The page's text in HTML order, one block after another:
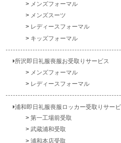
メンズフォーマル
メンズスーツ
レディースフォーマル
キッズフォーマル
所沢即日礼服喪服お受取りサービス
メンズフォーマル
レディースフォーマル
浦和即日礼服喪服ロッカー受取りサー
第一工場前受取
武蔵浦和受取
浦和本店受取